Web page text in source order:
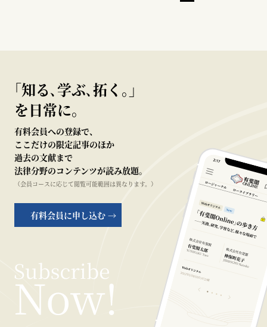
｢知る､学ぶ､拓く｡｣
を日常に。
有料会員への登録で、
ここだけの限定記事のほか
過去の文献まで
法律分野のコンテンツが読み放題。
（会員コースに応じて閲覧可能範囲は異なります。）
有料会員に申し込む →